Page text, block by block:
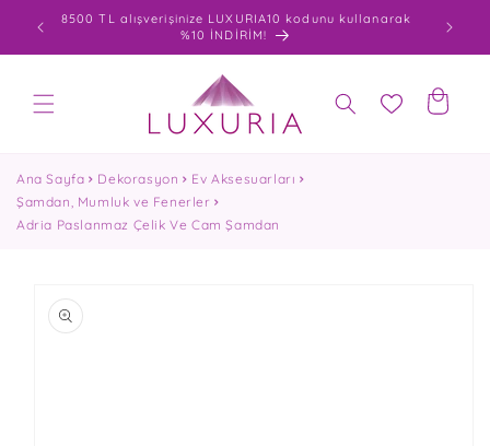
İçeriğe
atla
varan
8500 TL alışverişinize LUXURIA10 kodunu kullanarak
%10 İNDİRİM!
Sepet
Ana Sayfa Dekorasyon
Ev Aksesuarları
Şamdan, Mumluk ve Fenerler
Adria Paslanmaz Çelik Ve Cam Şamdan
bilgisine
atla